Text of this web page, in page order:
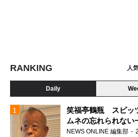
RANKING 人
Daily
笑福亭鶴瓶 スピッ
ムネの忘れられない
NEWS ONLINE 編集部